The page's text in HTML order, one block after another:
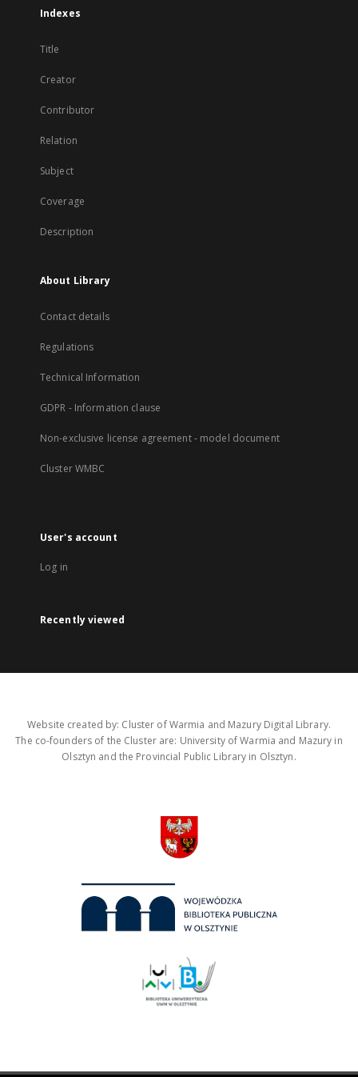
Indexes
Title
Creator
Contributor
Relation
Subject
Coverage
Description
About Library
Contact details
Regulations
Technical Information
GDPR - Information clause
Non-exclusive license agreement - model document
Cluster WMBC
User's account
Log in
Recently viewed
Website created by: Cluster of Warmia and Mazury Digital Library.
The co-founders of the Cluster are: University of Warmia and Mazury in
Olsztyn and the Provincial Public Library in Olsztyn.